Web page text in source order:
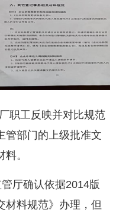
职工反映并对比规范
管部门的上级批准文
。
厅确认依据2014版
材料规范》办理，但